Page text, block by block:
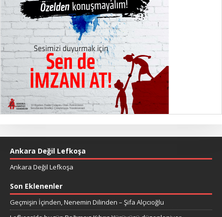
Ankara Değil Lefkoşa
Ankara Değil Lefkoşa
Son Eklenenler
Geçmişin İçinden, Nenemin Dilinden – Şifa Alçıcıoğlu